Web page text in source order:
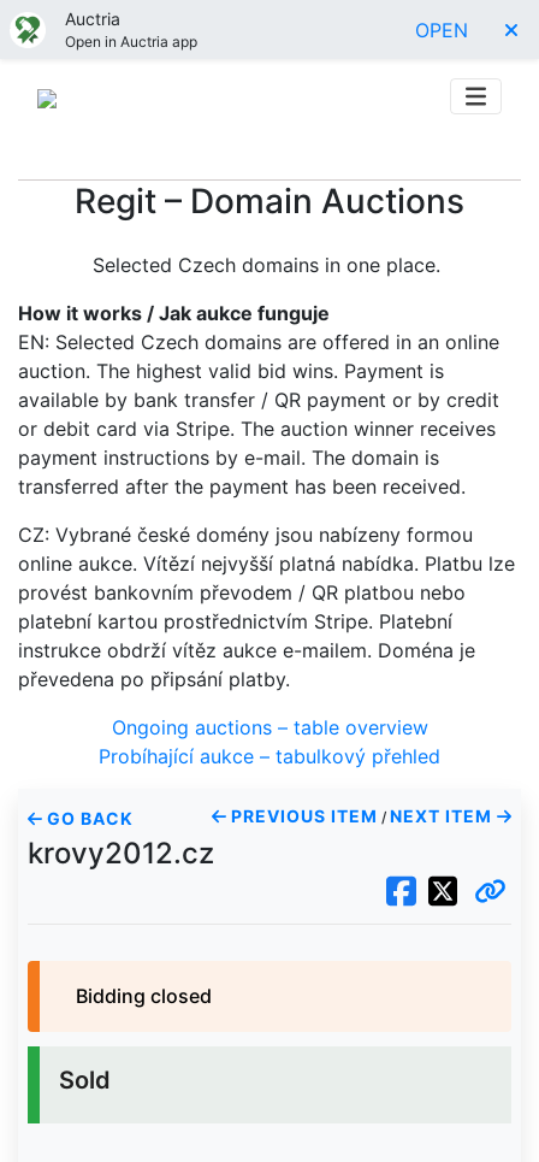
Auctria
Open in Auctria app OPEN
Regit – Domain Auctions
Selected Czech domains in one place.
How it works / Jak aukce funguje
EN: Selected Czech domains are offered in an online
auction. The highest valid bid wins. Payment is
available by bank transfer / QR payment or by credit
or debit card via Stripe. The auction winner receives
payment instructions by e-mail. The domain is
transferred after the payment has been received.
CZ: Vybrané české domény jsou nabízeny formou
online aukce. Vítězí nejvyšší platná nabídka. Platbu lze
provést bankovním převodem / QR platbou nebo
platební kartou prostřednictvím Stripe. Platební
instrukce obdrží vítěz aukce e-mailem. Doména je
převedena po připsání platby.
Ongoing auctions – table overview
Probíhající aukce – tabulkový přehled
GO BACK PREVIOUS ITEM / NEXT ITEM
krovy2012.cz
Bidding closed
Sold